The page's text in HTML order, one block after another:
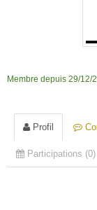
Membre depuis 29/12/
Profil
Participations (0)